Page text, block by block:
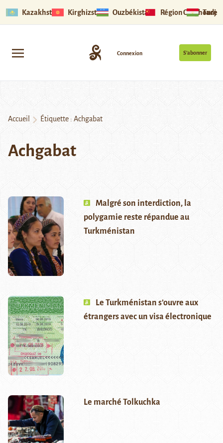
Kazakhstan Kirghizstan Ouzbékistan Région Ouïghoure
S’abonner
Connexion
Accueil Étiquette : Achgabat
Achgabat
Malgré son interdiction, la
polygamie reste répandue au
Turkménistan
Le Turkménistan s’ouvre aux
étrangers avec un visa électronique
Le marché Tolkuchka